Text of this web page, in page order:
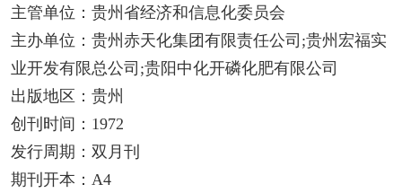
主管单位：贵州省经济和信息化委员会
主办单位：贵州赤天化集团有限责任公司;贵州宏福实
业开发有限总公司;贵阳中化开磷化肥有限公司
出版地区：贵州
创刊时间：1972
发行周期：双月刊
期刊开本：A4